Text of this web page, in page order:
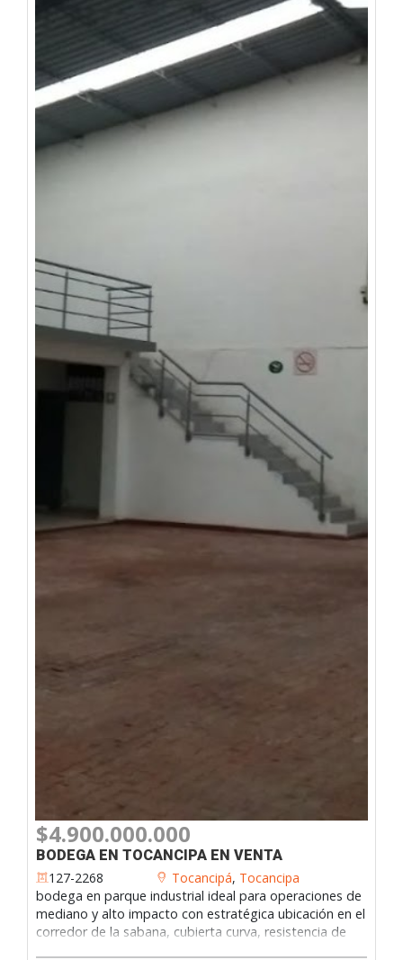
$4.900.000.000
BODEGA EN TOCANCIPA EN VENTA
127-2268
Tocancipá, Tocancipa
bodega en parque industrial ideal para operaciones de
mediano y alto impacto con estratégica ubicación en el
corredor de la sabana, cubierta curva, resistencia de